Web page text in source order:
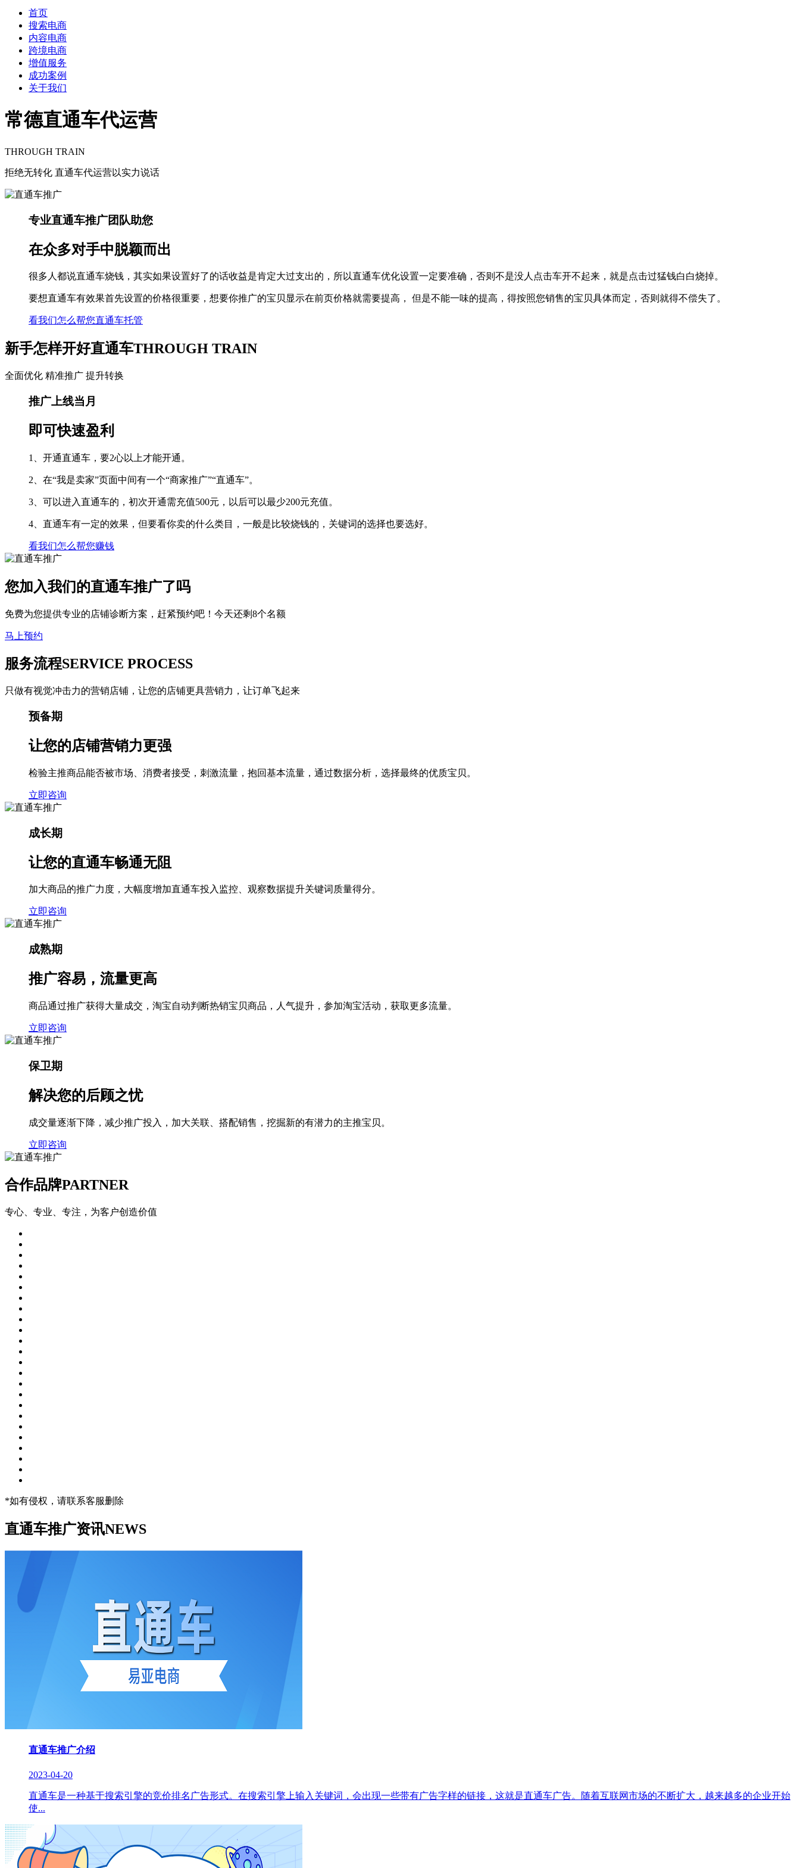
首页
搜索电商
内容电商
跨境电商
增值服务
成功案例
关于我们
常德直通车代运营
THROUGH TRAIN
拒绝无转化 直通车代运营以实力说话
专业直通车推广团队助您
在众多对手中脱颖而出
很多人都说直通车烧钱，其实如果设置好了的话收益是肯定大过支出的，所以直通车优化设置一定要准确，否则不是没人点击车开不起来，就是点击过猛钱白白烧掉。
要想直通车有效果首先设置的价格很重要，想要你推广的宝贝显示在前页价格就需要提高， 但是不能一味的提高，得按照您销售的宝贝具体而定，否则就得不偿失了。
看我们怎么帮您直通车托管
新手怎样开好直通车THROUGH TRAIN
全面优化 精准推广 提升转换
推广上线当月
即可快速盈利
1、开通直通车，要2心以上才能开通。
2、在“我是卖家”页面中间有一个“商家推广”“直通车”。
3、可以进入直通车的，初次开通需充值500元，以后可以最少200元充值。
4、直通车有一定的效果，但要看你卖的什么类目，一般是比较烧钱的，关键词的选择也要选好。
看我们怎么帮您赚钱
您加入我们的直通车推广了吗
免费为您提供专业的店铺诊断方案，赶紧预约吧！今天还剩8个名额
马上预约
服务流程SERVICE PROCESS
只做有视觉冲击力的营销店铺，让您的店铺更具营销力，让订单飞起来
预备期
让您的店铺营销力更强
检验主推商品能否被市场、消费者接受，刺激流量，抱回基本流量，通过数据分析，选择最终的优质宝贝。
立即咨询
成长期
让您的直通车畅通无阻
加大商品的推广力度，大幅度增加直通车投入监控、观察数据提升关键词质量得分。
立即咨询
成熟期
推广容易， 流量更高
商品通过推广获得大量成交，淘宝自动判断热销宝贝商品，人气提升，参加淘宝活动，获取更多流量。
立即咨询
保卫期
解决您的后顾之忧
成交量逐渐下降，减少推广投入，加大关联、搭配销售，挖掘新的有潜力的主推宝贝。
立即咨询
合作品牌PARTNER
专心、专业、专注，为客户创造价值
*如有侵权，请联系客服删除
直通车推广资讯NEWS
直通车推广介绍
2023-04-20
直通车是一种基于搜索引擎的竞价排名广告形式。在搜索引擎上输入关键词，会出现一些带有广告字样的链接，这就是直通车广告。随着互联网市场的不断扩大，越来越多的企业开始
使...